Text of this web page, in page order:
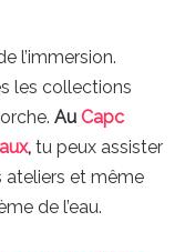
l’immersion.
les collections
Au Capc
, tu peux assister
ateliers et même
de l’eau.